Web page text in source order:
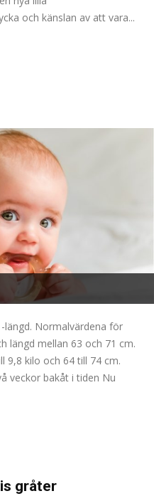
och känslan av att vara...
Normalvärdena för
längd mellan 63 och 71 cm.
9,8 kilo och 64 till 74 cm.
veckor bakåt i tiden Nu
gråter